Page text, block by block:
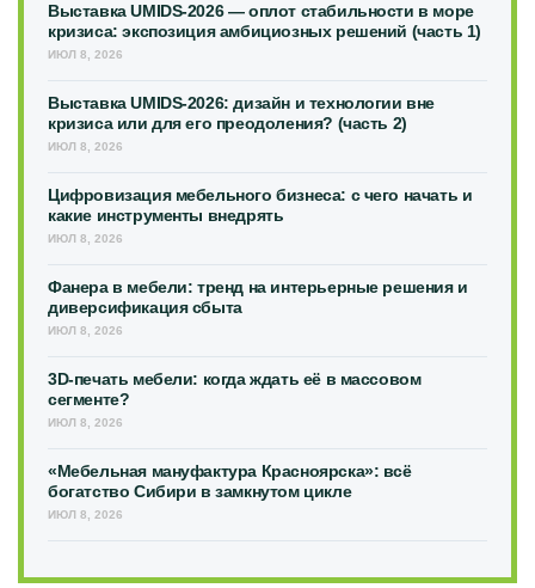
Выставка UMIDS-2026 — оплот стабильности в море
кризиса: экспозиция амбициозных решений (часть 1)
ИЮЛ 8, 2026
Выставка UMIDS-2026: дизайн и технологии вне
кризиса или для его преодоления? (часть 2)
ИЮЛ 8, 2026
Цифровизация мебельного бизнеса: с чего начать и
какие инструменты внедрять
ИЮЛ 8, 2026
Фанера в мебели: тренд на интерьерные решения и
диверсификация сбыта
ИЮЛ 8, 2026
3D-печать мебели: когда ждать её в массовом
сегменте?
ИЮЛ 8, 2026
«Мебельная мануфактура Красноярска»: всё
богатство Сибири в замкнутом цикле
ИЮЛ 8, 2026